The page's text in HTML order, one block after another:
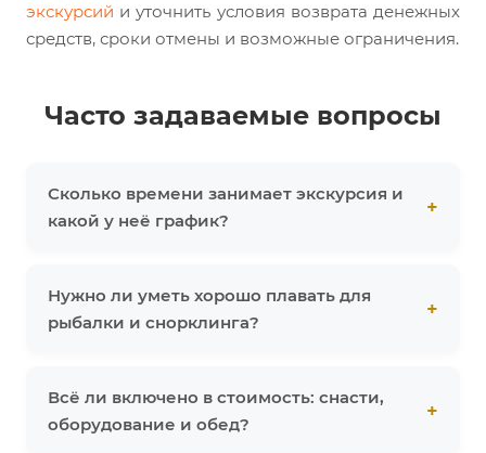
экскурсий и уточнить условия возврата денежных
средств, сроки отмены и возможные ограничения.
Часто задаваемые вопросы
Сколько времени занимает экскурсия и
какой у неё график?
Нужно ли уметь хорошо плавать для
рыбалки и снорклинга?
Всё ли включено в стоимость: снасти,
оборудование и обед?